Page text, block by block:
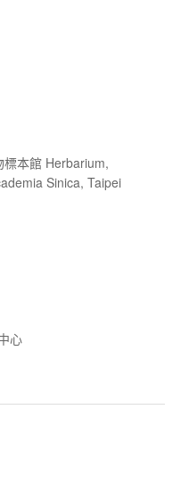
本館 Herbarium,
Sinica, Taipei
心